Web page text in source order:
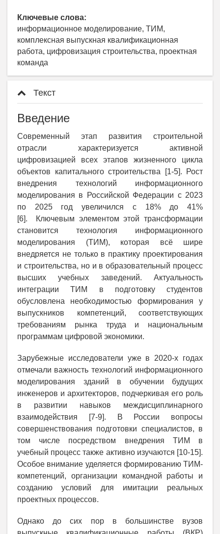
Ключевые слова:
информационное моделирование, ТИМ,
комплексная выпускная квалификационная
работа, цифровизация строительства, проектная
команда
Текст
Введение
Современный этап развития строительной
отрасли характеризуется активной
цифровизацией всех этапов жизненного цикла
объектов капитального строительства [1-5]. Рост
внедрения технологий информационного
моделирования в Российской Федерации с 2023
по 2025 год увеличился с 18% до 41%
[6]. Ключевым элементом этой трансформации
становится технология информационного
моделирования (ТИМ), которая всё шире
внедряется не только в практику проектирования
и строительства, но и в образовательный процесс
высших учебных заведений. Актуальность
интеграции ТИМ в подготовку студентов
обусловлена необходимостью формирования у
выпускников компетенций, соответствующих
требованиям рынка труда и национальным
программам цифровой экономики.
Зарубежные исследователи уже в 2020-х годах
отмечали важность технологий информационного
моделирования зданий в обучении будущих
инженеров и архитекторов, подчеркивая его роль
в развитии навыков междисциплинарного
взаимодействия [7-9]. В России вопросы
совершенствования подготовки специалистов, в
том числе посредством внедрения ТИМ в
учебный процесс также активно изучаются [10-15].
Особое внимание уделяется формированию ТИМ-
компетенций, организации командной работы и
созданию условий для имитации реальных
проектных процессов.
Однако до сих пор в большинстве вузов